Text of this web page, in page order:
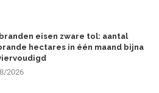
eisen zware tol: aantal
hectares in één maand bijna
2026